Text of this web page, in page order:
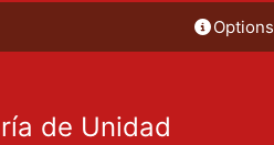
Options
de Unidad